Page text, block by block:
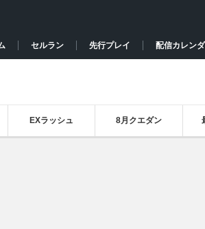
セルラン 先行プレイ 配信カレン
EXラッシュ 8月クエダン